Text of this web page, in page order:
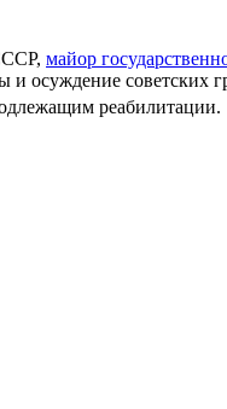
майор
осуждение советских
реабилитации.